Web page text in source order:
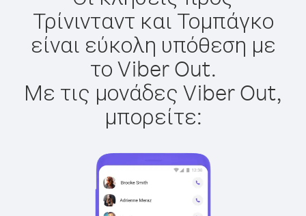
Τρίνινταντ και Τομπάγκο
είναι εύκολη υπόθεση με
το Viber Out.
Με τις μονάδες Viber Out,
μπορείτε: